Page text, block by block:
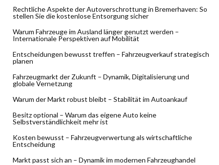
Rechtliche Aspekte der Autoverschrottung in Bremerhaven: So
stellen Sie die kostenlose Entsorgung sicher
Warum Fahrzeuge im Ausland länger genutzt werden –
Internationale Perspektiven auf Mobilität
Entscheidungen bewusst treffen – Fahrzeugverkauf strategisch
planen
Fahrzeugmarkt der Zukunft – Dynamik, Digitalisierung und
globale Vernetzung
Warum der Markt robust bleibt – Stabilität im Autoankauf
Besitz optional – Warum das eigene Auto keine
Selbstverständlichkeit mehr ist
Kosten bewusst – Fahrzeugverwertung als wirtschaftliche
Entscheidung
Markt passt sich an – Dynamik im modernen Fahrzeughandel